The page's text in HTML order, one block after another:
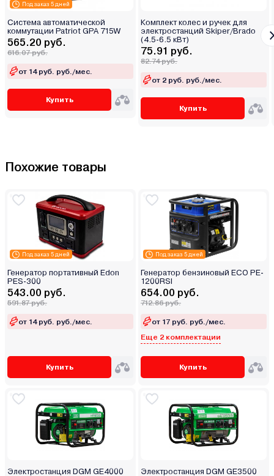
Под заказ 5 дней
Система автоматической
коммутации Patriot GPA 715W
565.20 руб.
616.07 руб.
от 14 руб. руб./мес.
Купить
Комплект колес и ручек для
электростанций Skiper/Brado
(4.5-6.5 кВт)
75.91 руб.
82.74 руб.
от 2 руб. руб./мес.
Купить
Похожие товары
Под заказ 5 дней
Генератор портативный Edon
PES-300
543.00 руб.
591.87 руб.
от 14 руб. руб./мес.
Купить
Под заказ 5 дней
Генератор бензиновый ECO PE-
1200RSI
654.00 руб.
712.86 руб.
от 17 руб. руб./мес.
Еще 2 комплектации
Купить
Электростанция DGM GE4000 Электростанция DGM GE3500